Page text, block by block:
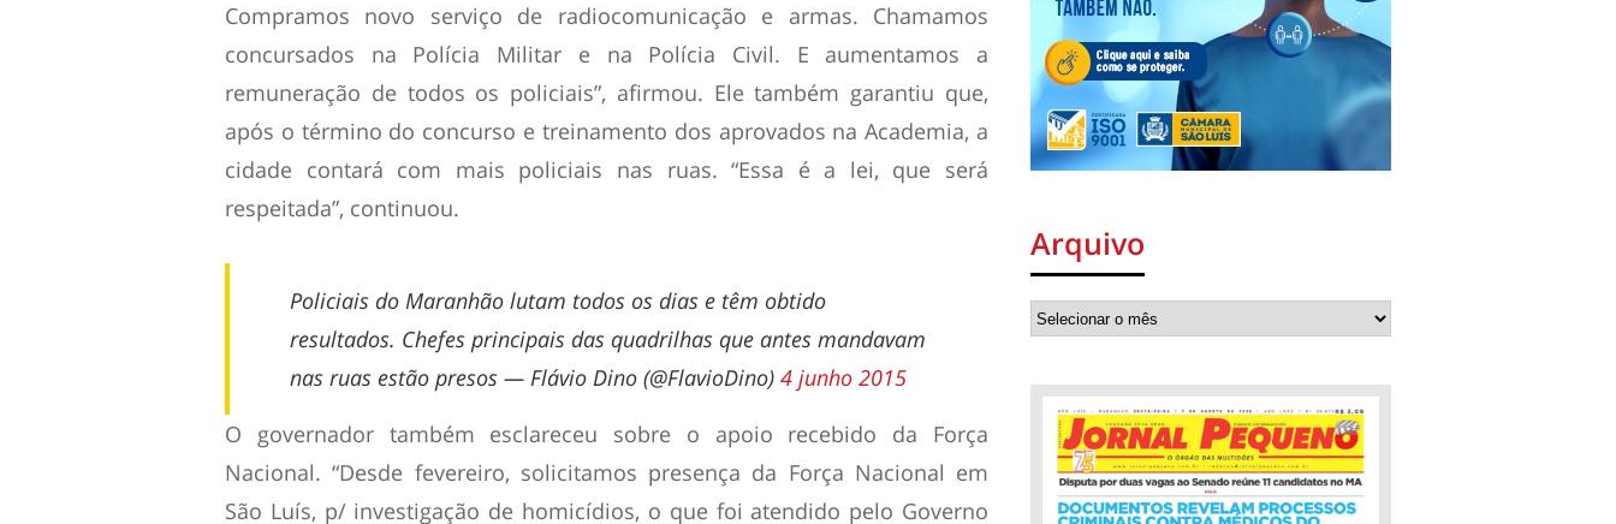
Compramos novo serviço de radiocomunicação e armas. Chamamos
concursados na Polícia Militar e na Polícia Civil. E aumentamos a
remuneração de todos os policiais”, afirmou. Ele também garantiu que,
após o término do concurso e treinamento dos aprovados na Academia, a
cidade contará com mais policiais nas ruas. “Essa é a lei, que será
respeitada”, continuou.
Policiais do Maranhão lutam todos os dias e têm obtido
resultados. Chefes principais das quadrilhas que antes mandavam
nas ruas estão presos — Flávio Dino (@FlavioDino) 4 junho 2015
O governador também esclareceu sobre o apoio recebido da Força
Nacional. “Desde fevereiro, solicitamos presença da Força Nacional em
São Luís, p/ investigação de homicídios, o que foi atendido pelo Governo
Arquivo